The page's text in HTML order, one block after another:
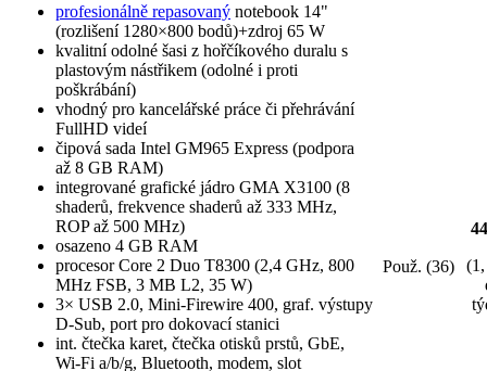
profesionálně repasovaný notebook 14"
(rozlišení 1280×800 bodů)+zdroj 65 W
kvalitní odolné šasi z hořčíkového duralu s
plastovým nástřikem (odolné i proti
poškrábání)
vhodný pro kancelářské práce či přehrávání
FullHD videí
čipová sada Intel GM965 Express (podpora
až 8 GB RAM)
integrované grafické jádro GMA X3100 (8
shaderů, frekvence shaderů až 333 MHz,
ROP až 500 MHz)
osazeno 4 GB RAM
procesor Core 2 Duo T8300 (2,4 GHz, 800
MHz FSB, 3 MB L2, 35 W)
3× USB 2.0, Mini-Firewire 400, graf. výstupy
D-Sub, port pro dokovací stanici
int. čtečka karet, čtečka otisků prstů, GbE,
Wi-Fi a/b/g, Bluetooth, modem, slot
Použ. (36)